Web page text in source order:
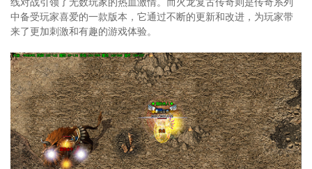
中备受玩家喜爱的一款版本，它通过不断的更新和改进，为玩家带
来了更加刺激和有趣的游戏体验。